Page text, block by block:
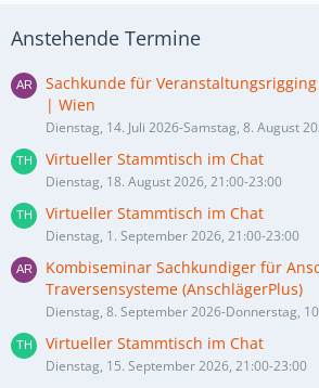
Anstehende Termine
Sachkunde für Veranstaltungsrigging
| Wien
Dienstag, 14. Juli 2026-Samstag, 8. August
Virtueller Stammtisch im Chat
Dienstag, 18. August 2026, 21:00-23:00
Virtueller Stammtisch im Chat
Dienstag, 1. September 2026, 21:00-23:00
Kombiseminar Sachkundiger für
Traversensysteme (AnschlägerPlus)
Dienstag, 8. September 2026-Donnerstag,
Virtueller Stammtisch im Chat
Dienstag, 15. September 2026, 21:00-23:00